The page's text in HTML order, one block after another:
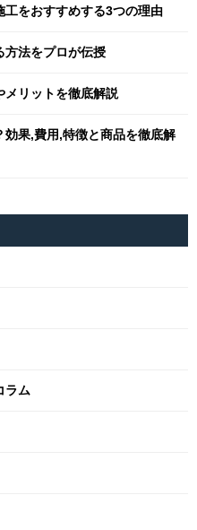
工をおすすめする3つの理由
方法をプロが伝授
メリットを徹底解説
果,費用,特徴と商品を徹底解
ラム